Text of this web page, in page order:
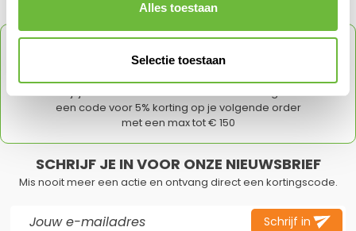
Alles toestaan
Selectie toestaan
ORDER
Schrijf je in voor onze nieuwsbrief en ontvang direct
een code voor 5% korting op je volgende order
met een max tot € 150
SCHRIJF JE IN VOOR ONZE NIEUWSBRIEF
Mis nooit meer een actie en ontvang direct een kortingscode.
Schrijf in